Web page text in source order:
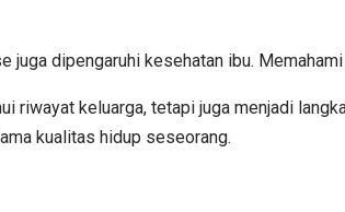
dipengaruhi kesehatan ibu.
riwayat keluarga, tetapi juga menjadi
kualitas hidup seseorang.